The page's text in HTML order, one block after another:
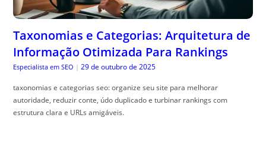
Taxonomias e Categorias: Arquitetura de
Informação Otimizada Para Rankings
Especialista em SEO | 29 de outubro de 2025
taxonomias e categorias seo: organize seu site para melhorar
autoridade, reduzir conte, údo duplicado e turbinar rankings com
estrutura clara e URLs amigáveis.